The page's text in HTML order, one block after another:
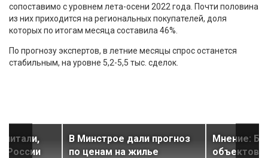
сопоставимо с уровнем лета-осени 2022 года. Почти половина
из них приходится на региональных покупателей, доля
которых по итогам месяца составила 46%.
По прогнозу экспертов, в летние месяцы спрос останется
стабильным, на уровне 5,2-5,5 тыс. сделок.
России
В Минстрое дали прогноз
по ценам на жилье
Мнение:
объектов